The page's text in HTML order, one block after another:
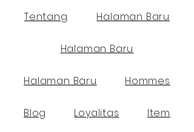
Tentang Halaman Baru
Halaman Baru
Halaman Baru Hommes
Blog Loyalitas Item